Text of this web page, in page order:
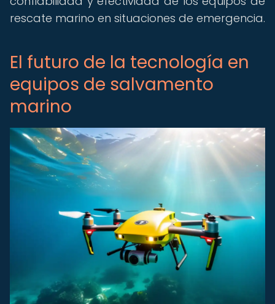
rescate marino en situaciones de emergencia.
El futuro de la tecnología en
equipos de salvamento
marino